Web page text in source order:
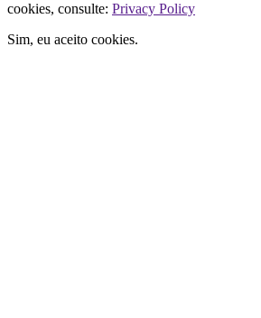
cookies, consulte: Privacy Policy
Sim, eu aceito cookies.